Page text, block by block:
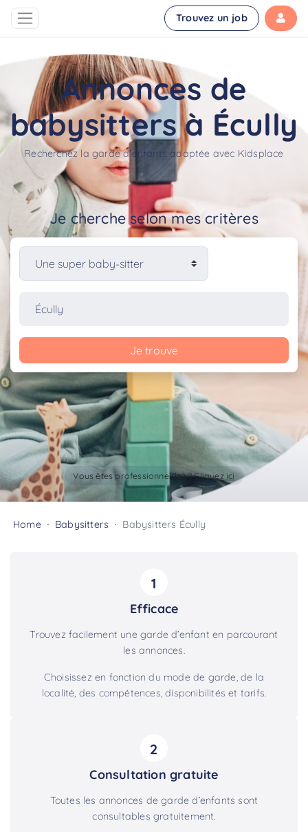
Trouvez un job
Annonces de
babysitters à Écully
Recherchez la garde d'enfants adaptée avec Kidsplace
Je cherche selon mes critères
Je trouve
Vous êtes professionnel(le) ?Cliquez ici
Home Babysitters Babysitters Écully
1
Efficace
Trouvez facilement une garde d’enfant en parcourant
les annonces.
Choisissez en fonction du mode de garde, de la
localité, des compétences, disponibilités et tarifs.
2
Consultation gratuite
Toutes les annonces de garde d’enfants sont
consultables gratuitement.